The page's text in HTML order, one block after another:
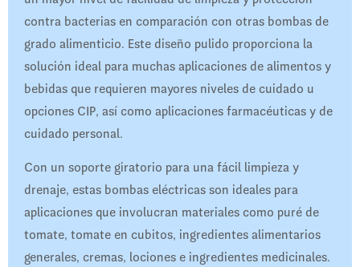
contra bacterias en comparación con otras bombas de
grado alimenticio. Este diseño pulido proporciona la
solución ideal para muchas aplicaciones de alimentos y
bebidas que requieren mayores niveles de cuidado u
opciones CIP, así como aplicaciones farmacéuticas y de
cuidado personal.
Con un soporte giratorio para una fácil limpieza y
drenaje, estas bombas eléctricas son ideales para
aplicaciones que involucran materiales como puré de
tomate, tomate en cubitos, ingredientes alimentarios
generales, cremas, lociones e ingredientes medicinales.